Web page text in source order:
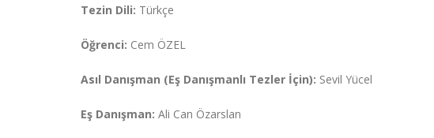
Tezin Dili: Türkçe
Öğrenci: Cem ÖZEL
Asıl Danışman (Eş Danışmanlı Tezler İçin): Sevil Yücel
Eş Danışman: Ali Can Özarslan